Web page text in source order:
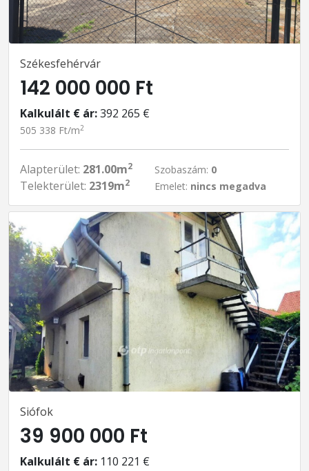
Székesfehérvár
142 000 000 Ft
Kalkulált € ár:392 265 €
505 338 Ft/m2
Alapterület: 281.00m2
Telekterület: 2319m2
Szobaszám: 0
Emelet: nincs megadva
Siófok
39 900 000 Ft
Kalkulált € ár: 110 221 €